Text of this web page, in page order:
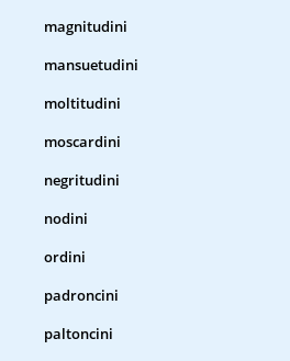
magnitudini
mansuetudini
moltitudini
moscardini
negritudini
nodini
ordini
padroncini
paltoncini